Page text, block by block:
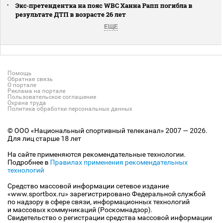
Экс‑претендентка на пояс WBC Ханна Рапп погибла в
результате ДТП в возрасте 26 лет
ЕЩЕ
Помощь
Обратная связь
О портале
Реклама на портале
Пользовательское соглашение
Охрана труда
Политика обработки персональных данных
© ООО «Национальный спортивный телеканал» 2007 — 2026.
Для лиц старше 18 лет
На сайте применяются рекомендательные технологии.
Подробнее в Правилах применения рекомендательных
технологий
Средство массовой информации сетевое издание
«www.sportbox.ru» зарегистрировано Федеральной службой
по надзору в сфере связи, информационных технологий
и массовых коммуникаций (Роскомнадзор).
Свидетельство о регистрации средства массовой информации